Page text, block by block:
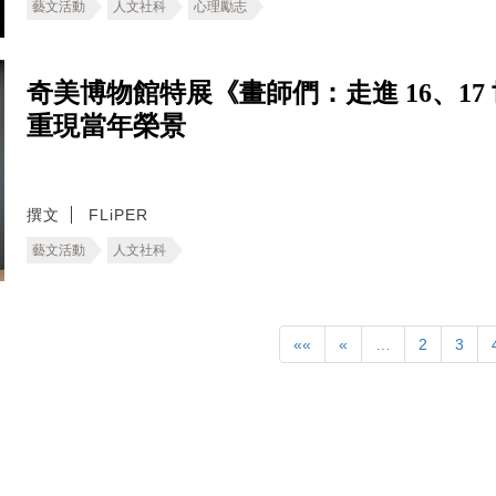
藝文活動 人文社科 心理勵志
奇美博物館特展《畫師們：走進 16、
重現當年榮景
撰文 FLiPER
藝文活動 人文社科
«« « … 2 3